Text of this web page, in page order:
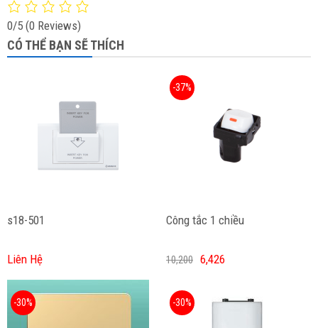
0/5 (0 Reviews)
CÓ THỂ BẠN SẼ THÍCH
s18-501
Liên Hệ
Công tắc 1 chiều
-37%
10,200 6,426
-30% -30%